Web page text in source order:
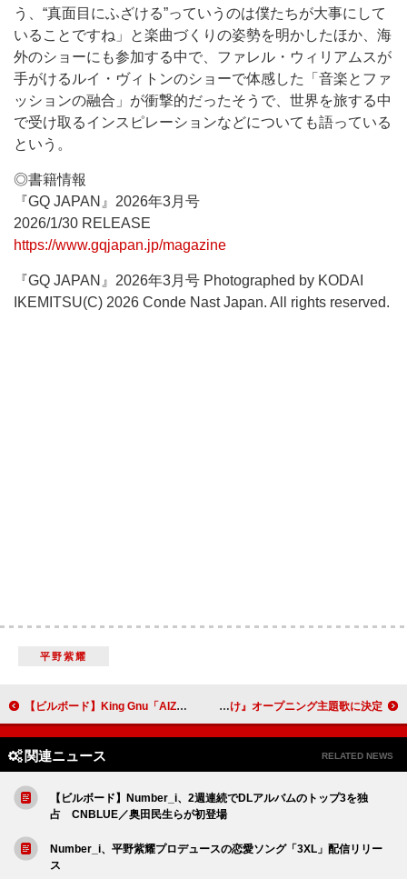
う、“真面目にふざける”っていうのは僕たちが大事にして
いることですね」と楽曲づくりの姿勢を明かしたほか、海
外のショーにも参加する中で、ファレル・ウィリアムスが
手がけるルイ・ヴィトンのショーで体感した「音楽とファ
ッションの融合」が衝撃的だったそうで、世界を旅する中
で受け取るインスピレーションなどについても語っている
という。
◎書籍情報
『GQ JAPAN』2026年3月号
2026/1/30 RELEASE
https://www.gqjapan.jp/magazine
『GQ JAPAN』2026年3月号 Photographed by KODAI
IKEMITSU(C) 2026 Conde Nast Japan. All rights reserved.
平野紫耀
【ビルボード】King Gnu「AIZO」各国で上昇、『呪術廻戦』の影響大 majiko、新曲「リボン」を4月にリリース TVアニメ『メイドさんは食べるだけ』オープニング主題歌に決定
関連ニュース RELATED NEWS
【ビルボード】Number_i、2週連続でDLアルバムのトップ3を独
占 CNBLUE／奥田民生らが初登場
Number_i、平野紫耀プロデュースの恋愛ソング「3XL」配信リリー
ス